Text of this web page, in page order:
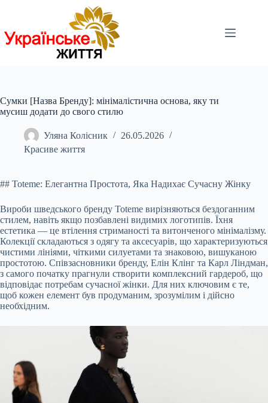
Сумки [Назва Бренду]: мінімалістична основа, яку ти
мусиш додати до свого стилю
Уляна Колісник
26.05.2026
Красиве життя
## Toteme: Елегантна Простота, Яка Надихає Сучасну Жінку
Вироби шведського бренду Toteme вирізняються бездоганним
стилем, навіть якщо позбавлені видимих логотипів. Їхня
естетика — це втілення стриманості та витонченого мінімалізму.
Колекції складаються з одягу та аксесуарів, що характеризуються
чистими лініями, чіткими силуетами та знаковою, вишуканою
простотою. Співзасновники бренду, Елін Клінг та Карл Ліндман,
з самого початку прагнули створити комплексний гардероб, що
відповідає потребам сучасної жінки. Для них ключовим є те,
щоб кожен елемент був продуманим, зрозумілим і дійсно
необхідним.